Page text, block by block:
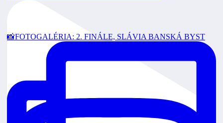
📸FOTOGALÉRIA: 2. FINÁLE, SLÁVIA BANSKÁ BYST